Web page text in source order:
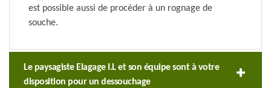
est possible aussi de procéder à un rognage de
souche.
Le paysagiste Elagage I.L et son équipe sont à votre
disposition pour un dessouchage